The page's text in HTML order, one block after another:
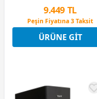
9.449 TL
Peşin Fiyatına 3 Taksit
4 Ay x 2.624 TL taksitle
Peşin Fiyatına 3 Taksit
ÜRÜNE GIT